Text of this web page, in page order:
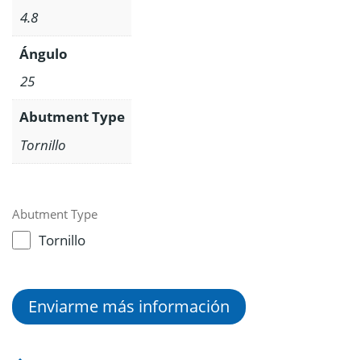
Abutment Type
Tornillo
4.8
Ángulo
25
Abutment Type
Tornillo
Enviarme más información